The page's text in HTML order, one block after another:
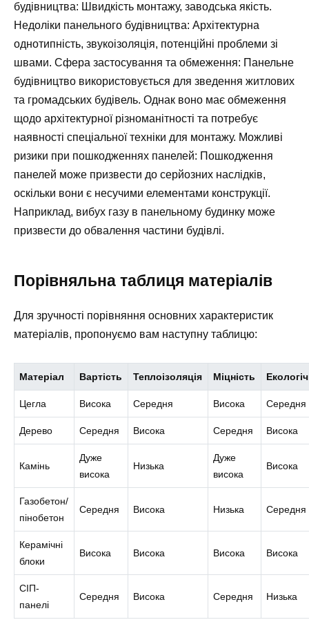
будівництва: Швидкість монтажу, заводська якість.
Недоліки панельного будівництва: Архітектурна
однотипність, звукоізоляція, потенційні проблеми зі
швами. Сфера застосування та обмеження: Панельне
будівництво використовується для зведення житлових
та громадських будівель. Однак воно має обмеження
щодо архітектурної різноманітності та потребує
наявності спеціальної техніки для монтажу. Можливі
ризики при пошкодженнях панелей: Пошкодження
панелей може призвести до серйозних наслідків,
оскільки вони є несучими елементами конструкції.
Наприклад, вибух газу в панельному будинку може
призвести до обвалення частини будівлі.
Порівняльна таблиця матеріалів
Для зручності порівняння основних характеристик
матеріалів, пропонуємо вам наступну таблицю:
Матеріал Вартість Теплоізоляція Міцність
Цегла Висока Середня Висока Середня
Дерево Середня Висока Середня Висока
Камінь
Дуже
висока
Низька
Дуже
висока
Висока
Газобетон/
пінобетон
Середня Висока Низька Середня
Керамічні
блоки
Висока Висока Висока Висока
СІП-
панелі
Середня Висока Середня Низька